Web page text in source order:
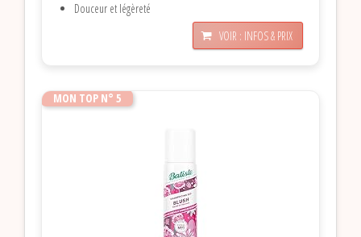
Douceur et légèreté
VOIR : INFOS & PRIX
MON TOP N° 5